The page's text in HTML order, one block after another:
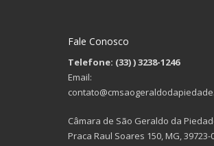
Fale Conosco
Telefone: (33)) 3238-1246
Email:
Câmara de São Geraldo da
Praca Raul Soares 150, MG, 39723-